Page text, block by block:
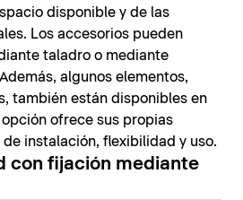
disponible y de las
Los accesorios pueden
taladro o mediante
algunos elementos,
también están disponibles en
ofrece sus propias
instalación, flexibilidad y uso.
con fijación mediante